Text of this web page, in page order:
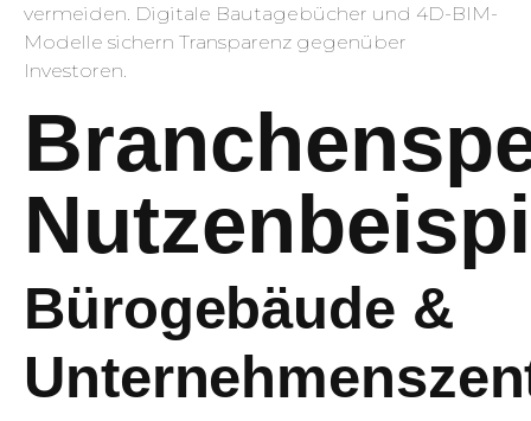
vermeiden. Digitale Bautagebücher und 4D-BIM-
Modelle sichern Transparenz gegenüber
Investoren.
Bürogebäude &